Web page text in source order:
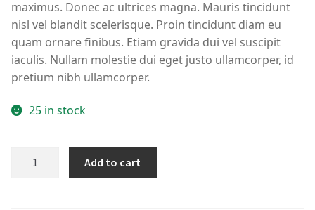
maximus. Donec ac ultrices magna. Mauris tincidunt
nisl vel blandit scelerisque. Proin tincidunt diam eu
quam ornare finibus. Etiam gravida dui vel suscipit
iaculis. Nullam molestie dui eget justo ullamcorper, id
pretium nibh ullamcorper.
25 in stock
Add to cart